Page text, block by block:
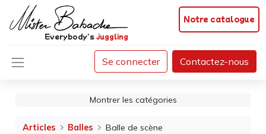
Notre catalogue
Everybody'sjuggling
Se connecter Contactez-nous
Montrer les catégories
Articles Balles Balle de scène